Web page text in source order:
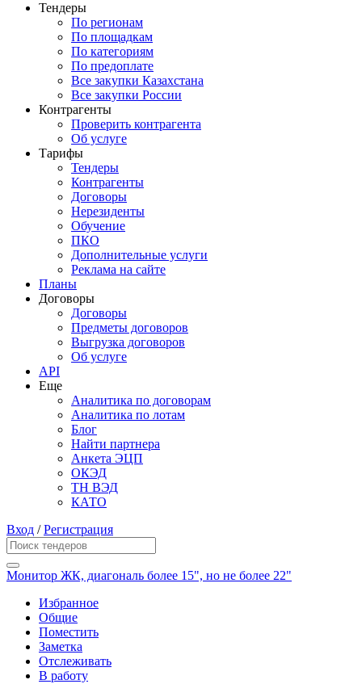
Тендеры
По регионам
По площадкам
По категориям
По предоплате
Все закупки Казахстана
Все закупки России
Контрагенты
Проверить контрагента
Об услуге
Тарифы
Тендеры
Контрагенты
Договоры
Нерезиденты
Обучение
ПКО
Дополнительные услуги
Реклама на сайте
Планы
Договоры
Договоры
Предметы договоров
Выгрузка договоров
Об услуге
API
Еще
Аналитика по договорам
Аналитика по лотам
Блог
Найти партнера
Анкета ЭЦП
ОКЭД
ТН ВЭД
КАТО
Вход /Регистрация
Монитор ЖК, диагональ более 15", но не более 22"
Избранное
Общие
Поместить
Заметка
Отслеживать
В работу